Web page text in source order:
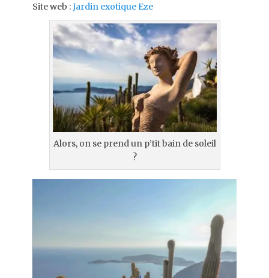
Site web :Jardin exotique Eze
Alors, on se prend un p’tit bain de soleil
?